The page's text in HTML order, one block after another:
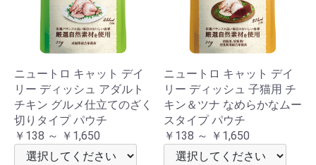
ニュートロ キャット デイ
リー ディッシュ アダルト
チキン グルメ仕立てのざく
切りタイプ パウチ
￥138 ～ ￥1,650
ニュートロ キャット デイ
リー ディッシュ 子猫用 チ
キン＆ツナ なめらかなムー
スタイプ パウチ
￥138 ～ ￥1,650